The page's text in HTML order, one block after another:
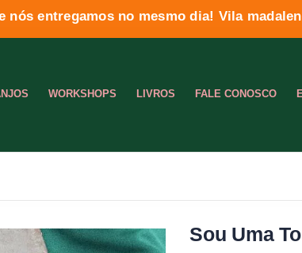
nós entregamos no mesmo dia! Vila
WORKSHOPS LIVROS FALE CONOSCO
Sou Uma